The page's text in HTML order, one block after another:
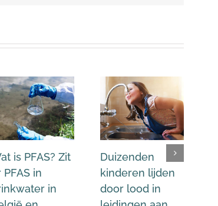
is PFAS? Zit
PFAS in
in
Duizenden
kinderen lijden
door lood in